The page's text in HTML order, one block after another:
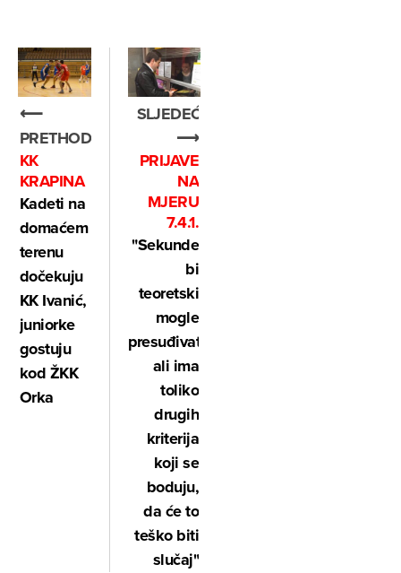
⟵
PRETHODNO
KK
KRAPINA
Kadeti na
domaćem
terenu
dočekuju
KK Ivanić,
juniorke
gostuju
kod ŽKK
Orka
SLJEDEĆE
⟶
PRIJAVE
NA
MJERU
7.4.1.
"Sekunde
bi
teoretski
mogle
presuđivati,
ali ima
toliko
drugih
kriterija
koji se
boduju,
da će to
teško biti
slučaj"